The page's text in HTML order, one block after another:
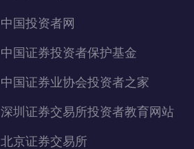
中国投资者网
中国证券投资者保护基金
中国证券业协会投资者之家
深圳证券交易所投资者教育网站
北京证券交易所